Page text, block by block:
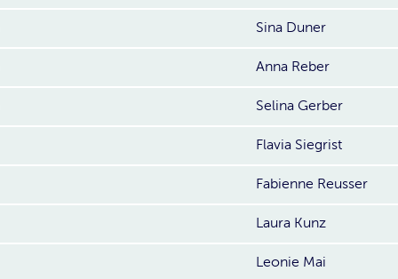
Sina Duner
Anna Reber
Selina Gerber
Flavia Siegrist
Fabienne Reusser
Laura Kunz
Leonie Mai